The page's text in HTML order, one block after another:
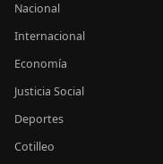
Nacional
Internacional
Economía
Justicia Social
Deportes
Cotilleo